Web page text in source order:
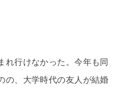
れ行けなかった。今年も同
の、大学時代の友人が結婚